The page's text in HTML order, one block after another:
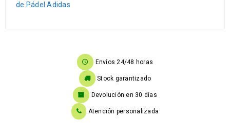
de Pádel Adidas
Envíos 24/48 horas
Stock garantizado
Devolución en 30 días
Atención personalizada